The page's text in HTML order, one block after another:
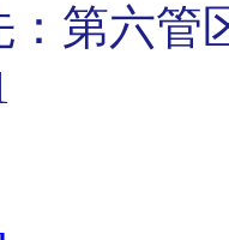
：第六管